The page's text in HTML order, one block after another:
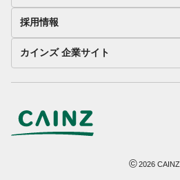
採用情報
カインズ 企業サイト
©2026 CAINZ